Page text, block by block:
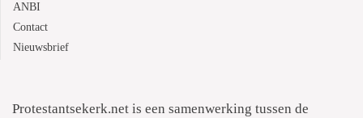
ANBI
Contact
Nieuwsbrief
Protestantsekerk.net is een samenwerking tussen de